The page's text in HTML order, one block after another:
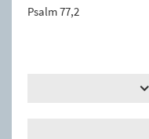
Psalm 77,2